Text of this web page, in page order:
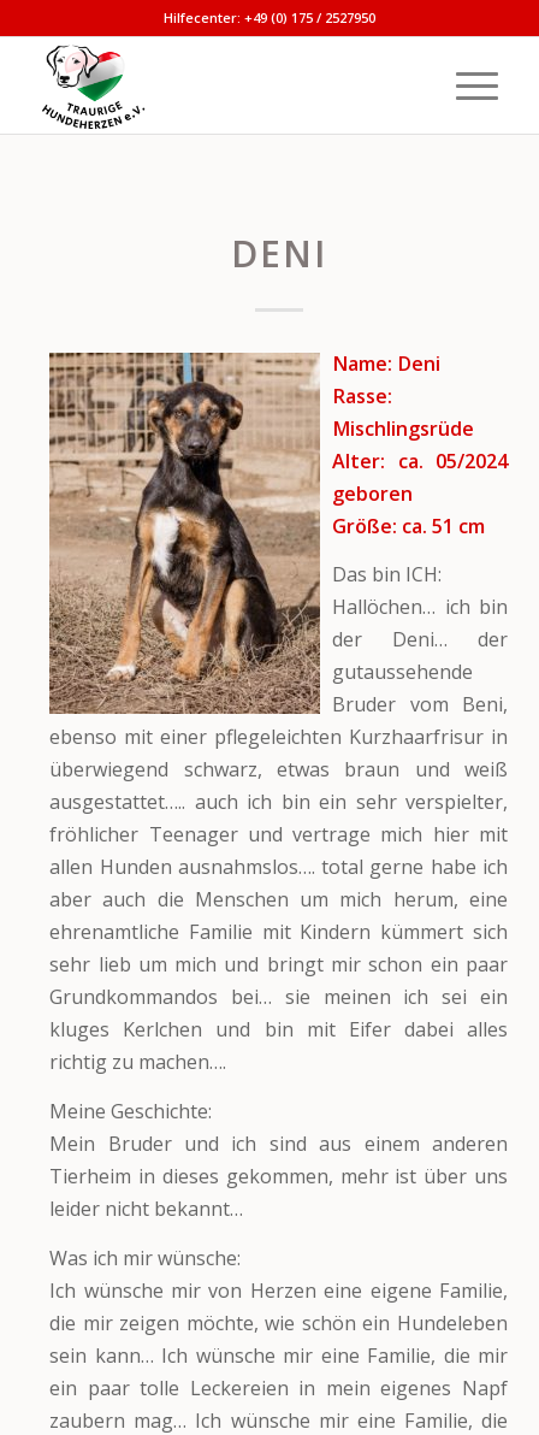
Hilfecenter: +49 (0) 175 / 2527950
DENI
Name: Deni
Rasse:
Mischlingsrüde
Alter: ca. 05/2024
geboren
Größe: ca. 51 cm
Das bin ICH:
Hallöchen… ich bin
der Deni… der
gutaussehende
Bruder vom Beni,
ebenso mit einer pflegeleichten Kurzhaarfrisur in
überwiegend schwarz, etwas braun und weiß
ausgestattet….. auch ich bin ein sehr verspielter,
fröhlicher Teenager und vertrage mich hier mit
allen Hunden ausnahmslos…. total gerne habe ich
aber auch die Menschen um mich herum, eine
ehrenamtliche Familie mit Kindern kümmert sich
sehr lieb um mich und bringt mir schon ein paar
Grundkommandos bei… sie meinen ich sei ein
kluges Kerlchen und bin mit Eifer dabei alles
richtig zu machen….
Meine Geschichte:
Mein Bruder und ich sind aus einem anderen
Tierheim in dieses gekommen, mehr ist über uns
leider nicht bekannt…
Was ich mir wünsche:
Ich wünsche mir von Herzen eine eigene Familie,
die mir zeigen möchte, wie schön ein Hundeleben
sein kann… Ich wünsche mir eine Familie, die mir
ein paar tolle Leckereien in mein eigenes Napf
zaubern mag… Ich wünsche mir eine Familie, die